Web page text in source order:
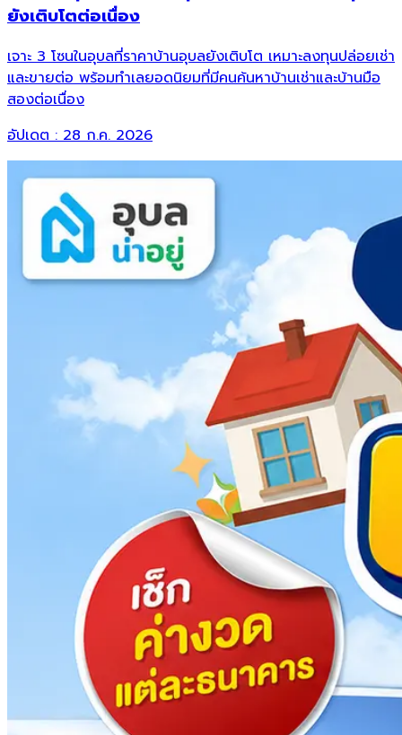
ยังเติบโตต่อเนื่อง
เจาะ 3 โซนในอุบลที่ราคาบ้านอุบลยังเติบโต เหมาะลงทุนปล่อยเช่า
และขายต่อ พร้อมทำเลยอดนิยมที่มีคนค้นหาบ้านเช่าและบ้านมือ
สองต่อเนื่อง
อัปเดต : 28 ก.ค. 2026